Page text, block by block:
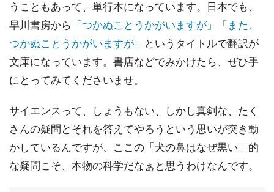
うこともあって、単行本になっています。日本でも、
早川書房から 「つかぬことうかがいますが」「また、
つかぬことうかがいますが」
というタイトルで翻訳が
文庫になっています。書店などでみかけたら、ぜひ手
にとってみてくださいませ。
サイエンスって、しょうもない、しかし真剣な、たく
さんの疑問とそれを答えてやろうという思いが突き動
かしているんですが、ここの「犬の鼻はなぜ黒い」的
な疑問こそ、本物の科学だなぁと思うわけなんです。